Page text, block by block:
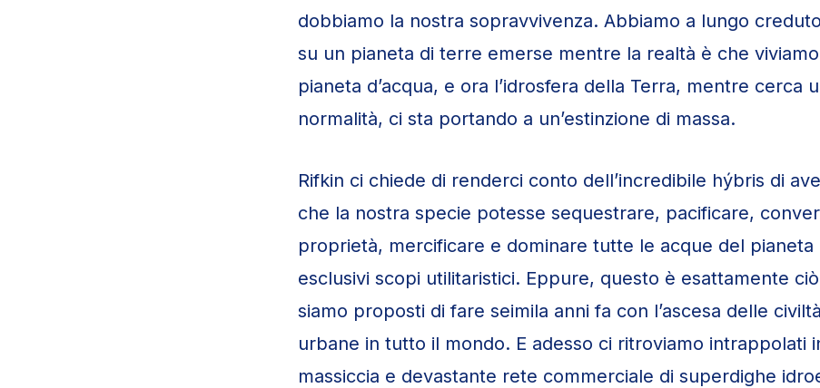
dobbiamo la nostra sopravvivenza. Abbiamo a lungo
su un pianeta di terre emerse mentre la realtà è che
pianeta d’acqua, e ora l’idrosfera della Terra, mentre cerca
normalità, ci sta portando a un’estinzione di massa.
Rifkin ci chiede di renderci conto dell’incredibile hýbris di
che la nostra specie potesse sequestrare, pacificare,
proprietà, mercificare e dominare tutte le acque del pianeta
esclusivi scopi utilitaristici. Eppure, questo è esattamente
siamo proposti di fare seimila anni fa con l’ascesa delle
urbane in tutto il mondo. E adesso ci ritroviamo intrappolati
massiccia e devastante rete commerciale di superdighe